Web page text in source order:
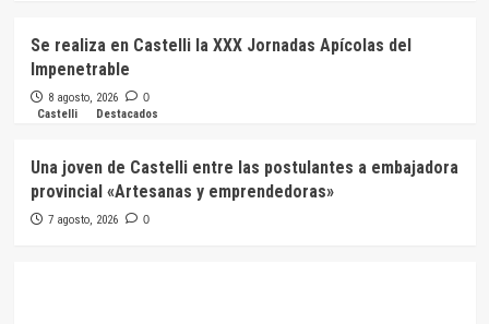
Se realiza en Castelli la XXX Jornadas Apícolas del
Impenetrable
8 agosto, 2026 0
Castelli Destacados
Una joven de Castelli entre las postulantes a embajadora
provincial «Artesanas y emprendedoras»
7 agosto, 2026 0